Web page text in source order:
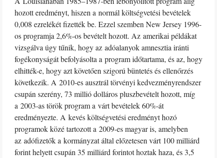
hozott eredményt, hiszen a normál költségvetési bevételek
0,008 ezrelékét fizették be. Ezzel szemben New Jersey 1996-
os programja 2,6%-os bevételt hozott. Az amerikai példákat
vizsgálva úgy tűnik, hogy az adóalanyok amnesztia iránti
fogékonyságát befolyásolta a program időtartama, és az, hogy
elhitték-e, hogy azt követően szigorú büntetés és ellenőrzés
következik. A 2010-es ausztrál törvényi kedvezményrendszer
csupán szerény, 73 millió dolláros pluszbevételt hozott, míg
a 2003-as török program a várt bevételek 60%-át
eredményezte. A kevés költségvetési eredményt hozó
programok közé tartozott a 2009-es magyar is, amelyben
az adófizetők a kormányzat által előzetesen várt 100 milliárd
forint helyett csupán 35 milliárd forintot hoztak haza, és 3,5